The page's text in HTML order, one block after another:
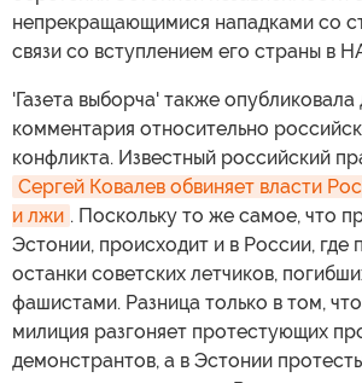
непрекращающимися нападками со
связи со вступлением его страны в
'Газета выборча' также опубликовала
комментария относительно
конфликта. Известный российский
Сергей Ковалев обвиняет власти
и лжи . Поскольку то же самое, что
Эстонии, происходит и в России, где
останки советских летчиков,
фашистами. Разница только в том,
милиция разгоняет протестующих
демонстрантов, а в Эстонии